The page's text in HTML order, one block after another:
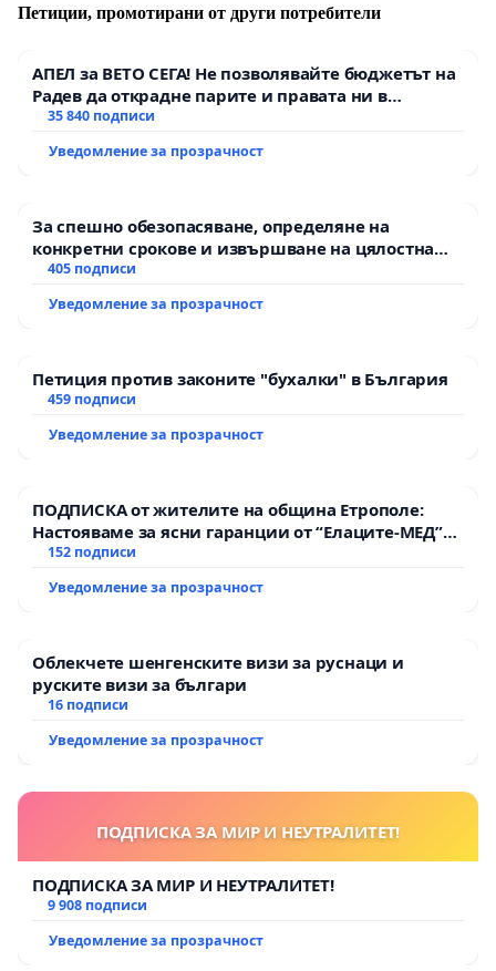
Петиции, промотирани от други потребители
АПЕЛ за ВЕТО СЕГА! Не позволявайте бюджетът на
Радев да открадне парите и правата ни в
тъмното
35 840 подписи
Уведомление за прозрачност
За спешно обезопасяване, определяне на
конкретни срокове и извършване на цялостна
рехабилитация на републиканския път между
Мирово - к.к. Момин проход
405 подписи
Уведомление за прозрачност
Петиция против законите "бухалки" в България
459 подписи
Уведомление за прозрачност
ПОДПИСКА от жителите на община Етрополе:
Настояваме за ясни гаранции от “Елаците-МЕД”
АД и от държавата, че ще се изпълнят всички
152 подписи
Уведомление за прозрачност
Облекчете шенгенските визи за руснаци и
руските визи за българи
16 подписи
Уведомление за прозрачност
ПОДПИСКА ЗА МИР И НЕУТРАЛИТЕТ!
ПОДПИСКА ЗА МИР И НЕУТРАЛИТЕТ!
9 908 подписи
Уведомление за прозрачност